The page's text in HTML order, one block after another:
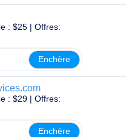
: $25 | Offres:
Enchère
: $29 | Offres:
Enchère